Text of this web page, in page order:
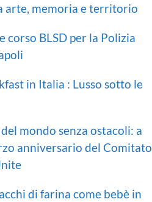
arte, memoria e territorio
corso BLSD per la Polizia
in Italia : Lusso sotto le
mondo senza ostacoli: a
anniversario del Comitato
di farina come bebè in